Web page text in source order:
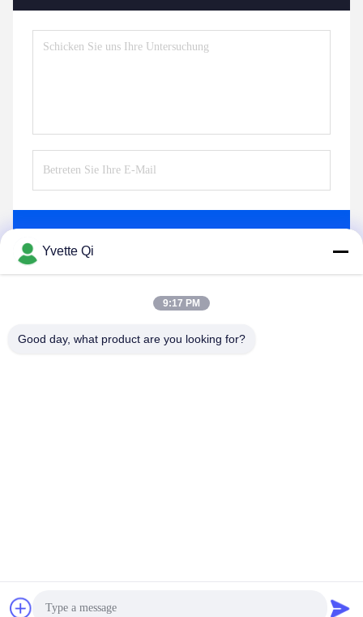
TECHNOLOGY CO.,LTD . Alle Rechte vorbehalten.
Yvette Qi
9:17 PM
Good day, what product are you looking for?